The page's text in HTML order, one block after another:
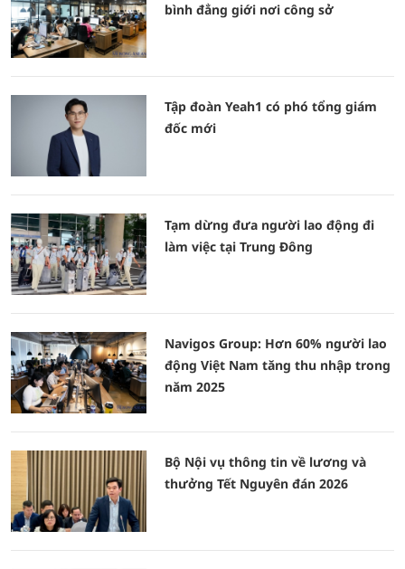
bình đẳng giới nơi công sở
Tập đoàn Yeah1 có phó tổng giám
đốc mới
Tạm dừng đưa người lao động đi
làm việc tại Trung Đông
Navigos Group: Hơn 60% người lao
động Việt Nam tăng thu nhập trong
năm 2025
Bộ Nội vụ thông tin về lương và
thưởng Tết Nguyên đán 2026